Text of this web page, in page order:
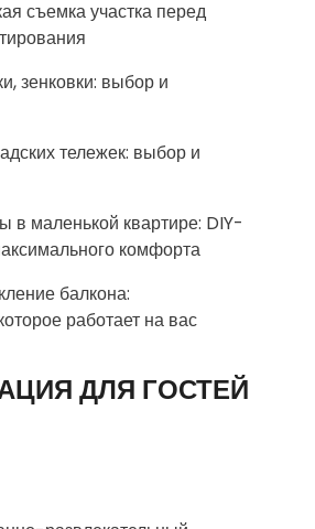
съемка участка перед
зенковки: выбор и
тележек: выбор и
в маленькой квартире: DIY-
комфорта
балкона:
работает на вас
ДЛЯ ГОСТЕЙ